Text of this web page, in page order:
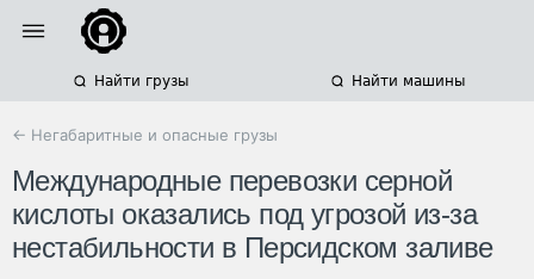
Найти грузы Найти машины
← Негабаритные и опасные грузы
Международные перевозки серной
кислоты оказались под угрозой из-за
нестабильности в Персидском заливе